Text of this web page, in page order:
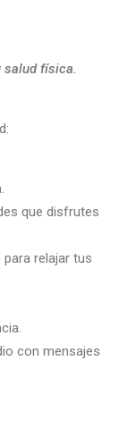
salud física.
que disfrutes
relajar tus
con mensajes